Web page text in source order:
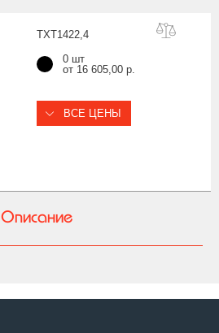
TXT1422,4
0 шт
от 16 605,00 р.
ВСЕ ЦЕНЫ
Описание